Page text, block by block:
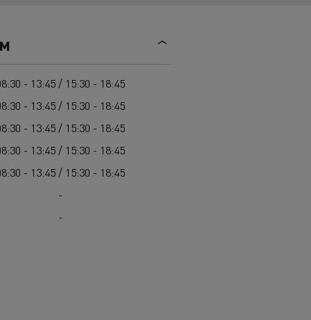
Oprema za lokalne uprave
Hitne i vatrogasne službe
- 13:45 / 15:30 - 18:45
- 13:45 / 15:30 - 18:45
- 13:45 / 15:30 - 18:45
- 13:45 / 15:30 - 18:45
- 13:45 / 15:30 - 18:45
-
-